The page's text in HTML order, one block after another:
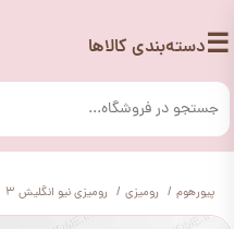
☰دسته‌بندی کالاها
پیورهوم رومیزی رومیزی نیو انگلیش 3